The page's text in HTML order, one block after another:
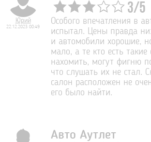
Юрий
22.12.2023 00:49
3/5
Особого впечатления в
испытал. Цены правда
и автомобили хорошие,
мало, а те кто есть такие
нахомить, могут фигню
что слушать их не стал.
салон расположен не
его было найти.
Авто Аутлет